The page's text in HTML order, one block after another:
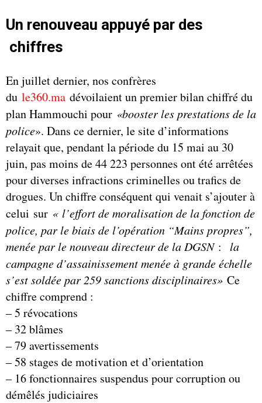
Un renouveau appuyé par des
chiffres
En juillet dernier, nos confrères
du le360.ma dévoilaient un premier bilan chiffré du
plan Hammouchi pour «booster les prestations de la
police». Dans ce dernier, le site d’informations
relayait que, pendant la période du 15 mai au 30
juin, pas moins de 44 223 personnes ont été arrêtées
pour diverses infractions criminelles ou trafics de
drogues. Un chiffre conséquent qui venait s’ajouter à
celui sur « l’effort de moralisation de la fonction de
police, par le biais de l’opération “Mains propres”,
menée par le nouveau directeur de la DGSN :
la
campagne d’assainissement menée à grande échelle
s’est soldée par 259 sanctions disciplinaires» Ce
chiffre comprend :
– 5 révocations
– 32 blâmes
– 79 avertissements
– 58 stages de motivation et d’orientation
– 16 fonctionnaires suspendus pour corruption ou
démêlés judiciaires